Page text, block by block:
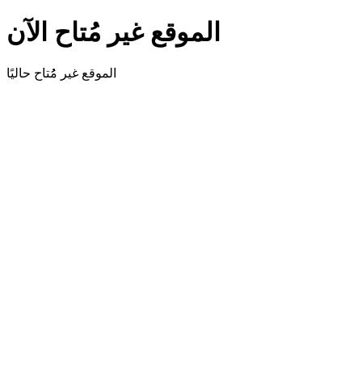
الموقع غير مُتاح الآن
الموقع غير مُُتاح حاليًا